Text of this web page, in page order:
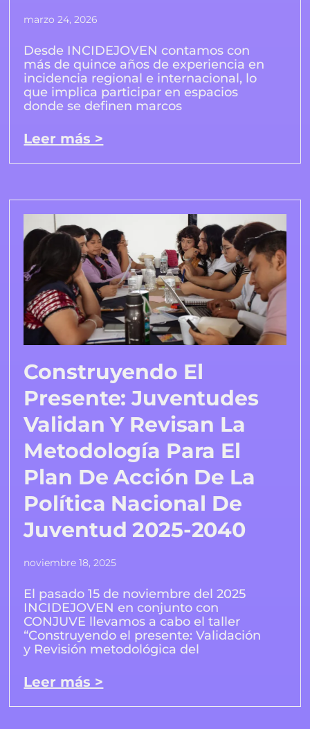
marzo 24, 2026
Desde INCIDEJOVEN contamos con
más de quince años de experiencia en
incidencia regional e internacional, lo
que implica participar en espacios
donde se definen marcos
Leer más >
Construyendo El
Presente: Juventudes
Validan Y Revisan La
Metodología Para El
Plan De Acción De La
Política Nacional De
Juventud 2025-2040
noviembre 18, 2025
El pasado 15 de noviembre del 2025
INCIDEJOVEN en conjunto con
CONJUVE llevamos a cabo el taller
“Construyendo el presente: Validación
y Revisión metodológica del
Leer más >